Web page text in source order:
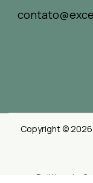
Copyright ©
Politica de